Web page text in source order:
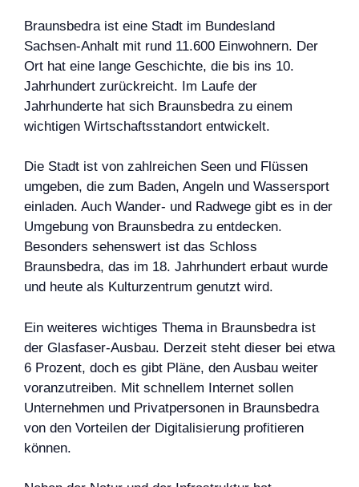
Braunsbedra ist eine Stadt im Bundesland
Sachsen-Anhalt mit rund 11.600 Einwohnern. Der
Ort hat eine lange Geschichte, die bis ins 10.
Jahrhundert zurückreicht. Im Laufe der
Jahrhunderte hat sich Braunsbedra zu einem
wichtigen Wirtschaftsstandort entwickelt.
Die Stadt ist von zahlreichen Seen und Flüssen
umgeben, die zum Baden, Angeln und Wassersport
einladen. Auch Wander- und Radwege gibt es in der
Umgebung von Braunsbedra zu entdecken.
Besonders sehenswert ist das Schloss
Braunsbedra, das im 18. Jahrhundert erbaut wurde
und heute als Kulturzentrum genutzt wird.
Ein weiteres wichtiges Thema in Braunsbedra ist
der Glasfaser-Ausbau. Derzeit steht dieser bei etwa
6 Prozent, doch es gibt Pläne, den Ausbau weiter
voranzutreiben. Mit schnellem Internet sollen
Unternehmen und Privatpersonen in Braunsbedra
von den Vorteilen der Digitalisierung profitieren
können.